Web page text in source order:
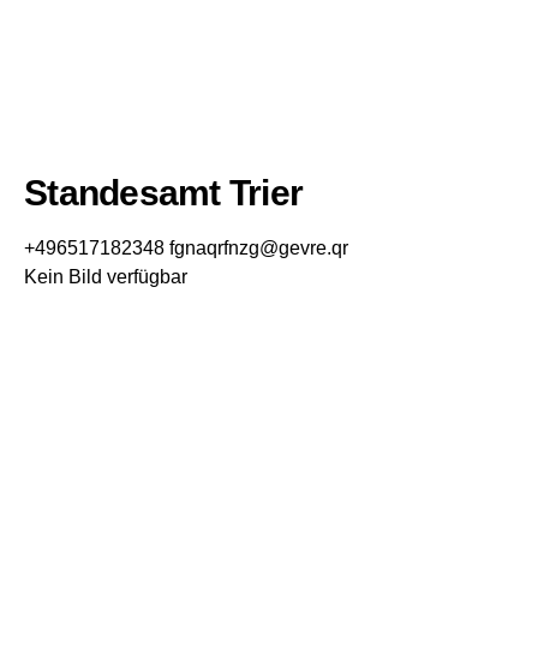
Standesamt Trier
+496517182348 fgnaqrfnzg@gevre.qr
Kein Bild verfügbar